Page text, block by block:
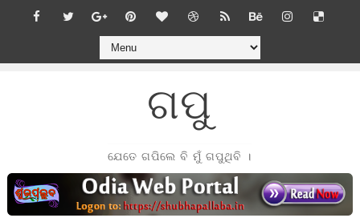
ଗପୁ
ଯେତେ ଗପିଲେ ବି ମୁଁ ଗପୁଥିବି ।